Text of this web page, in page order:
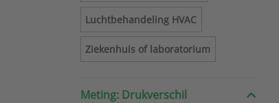
Luchtbehandeling HVAC
Ziekenhuis of laboratorium
Meting: Drukverschil